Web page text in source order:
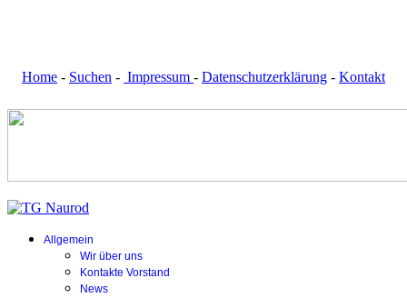
Home - Suchen - Impressum - Datenschutzerklärung - Kontakt
Allgemein
Wir über uns
Kontakte Vorstand
News